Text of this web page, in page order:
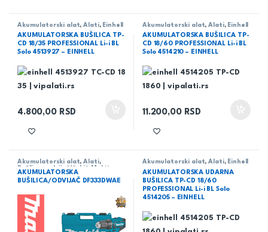
Akumulatorski alat,Alati, Einhell
AKUMULATORSKA BUŠILICA TP-
CD 18/35 PROFESSIONAL Li-i BL
Solo 4513927 – EINHELL
4.800,00 RSD
Akumulatorski alat,Alati, Einhell
AKUMULATORSKA BUŠILICA TP-
CD 18/60 PROFESSIONAL Li-i BL
Solo 4514210 – EINHELL
11.200,00 RSD
Akumulatorski alat,Alati,
Bušilica - odvijač/čekić
Makita
AKUMULATORSKA
BUŠILICA/ODVIJAČ DF333DWAE
Akumulatorski alat,Alati, Einhell
AKUMULATORSKA UDARNA
BUŠILICA TP-CD 18/60
PROFESSIONAL Li-i BL Solo
4514205 – EINHELL